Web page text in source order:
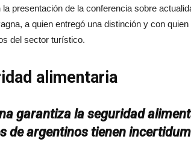
la presentación de la conferencia sobre
a quien entregó una distinción y con
del sector turístico.
alimentaria
garantiza la seguridad
de argentinos tienen